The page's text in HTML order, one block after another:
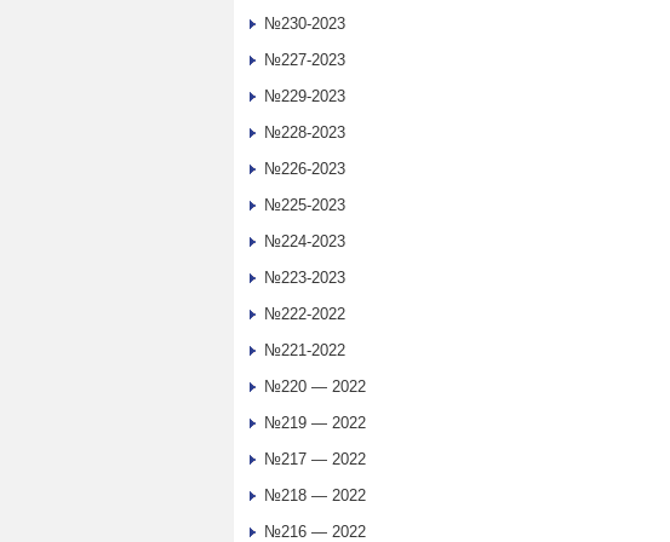
№230-2023
№227-2023
№229-2023
№228-2023
№226-2023
№225-2023
№224-2023
№223-2023
№222-2022
№221-2022
№220 — 2022
№219 — 2022
№217 — 2022
№218 — 2022
№216 — 2022